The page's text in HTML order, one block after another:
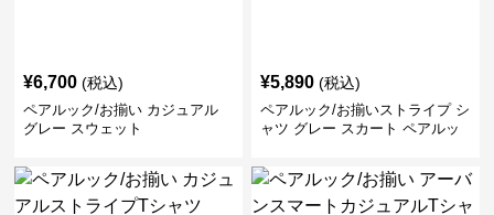
¥6,700 (税込)
ペアルック/お揃い カジュアル
グレー スウェット
¥5,890 (税込)
ペアルック/お揃いストライプ シ
ャツ グレー スカート ペアルッ